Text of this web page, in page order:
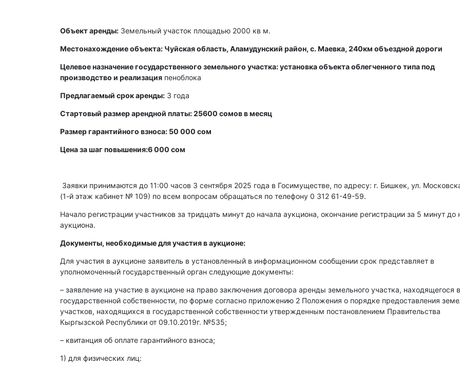
Объект аренды: Земельный участок площадью 2000 кв м.
Местонахождение объекта: Чуйская область, Аламудунский район, с. Маевка, 240км объездной дороги
Целевое назначение государственного земельного участка: установка объекта облегченного типа под
производство и реализация пеноблока
Предлагаемый срок аренды: 3 года
Стартовый размер арендной платы: 25600 сомов в месяц
Размер гарантийного взноса: 50 000 сом
Цена за шаг повышения:6 000 сом
Заявки принимаются до 11:00 часов 3 сентября 2025 года в Госимуществе, по адресу: г. Бишкек, ул.
(1-й этаж кабинет № 109) по всем вопросам обращаться по телефону 0 312 61-49-59.
Начало регистрации участников за тридцать минут до начала аукциона, окончание регистрации за 5 минут до
аукциона.
Документы, необходимые для участия в аукционе:
Для участия в аукционе заявитель в установленный в информационном сообщении срок представляет в
уполномоченный государственный орган следующие документы:
– заявление на участие в аукционе на право заключения договора аренды земельного участка, находящегося в
государственной собственности, по форме согласно приложению 2 Положения о порядке предоставления
участков, находящихся в государственной собственности утвержденным постановлением Правительства
Кыргызской Республики от 09.10.2019г. №535;
– квитанция об оплате гарантийного взноса;
1) для физических лиц: